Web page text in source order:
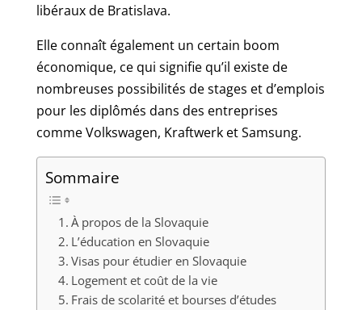
libéraux de Bratislava.
Elle connaît également un certain boom
économique, ce qui signifie qu’il existe de
nombreuses possibilités de stages et d’emplois
pour les diplômés dans des entreprises
comme Volkswagen, Kraftwerk et Samsung.
Sommaire
À propos de la Slovaquie
L’éducation en Slovaquie
Visas pour étudier en Slovaquie
Logement et coût de la vie
Frais de scolarité et bourses d’études